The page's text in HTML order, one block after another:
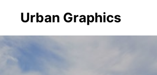
Urban Graphics